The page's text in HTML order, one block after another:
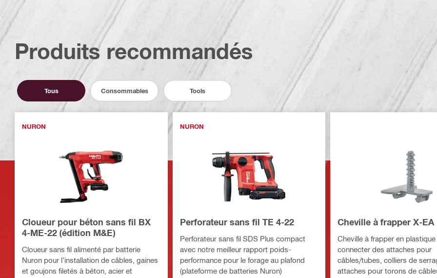
Produits recommandés
Tous Consommables Tools
NURON
Cloueur pour béton sans fil BX
4-ME-22 (édition M&E)
Cloueur sans fil alimenté par batterie
Nuron pour l’installation de câbles, gaines
et goujons filetés à béton, acier et
NURON
Perforateur sans fil TE 4-22
Perforateur sans fil SDS Plus compact
avec notre meilleur rapport poids-
performance pour le forage au plafond
(plateforme de batteries Nuron)
Cheville à frapper X-EA
Cheville à frapper en
connecter des attaches pour
câbles/tubes, colliers de
attaches pour torons de